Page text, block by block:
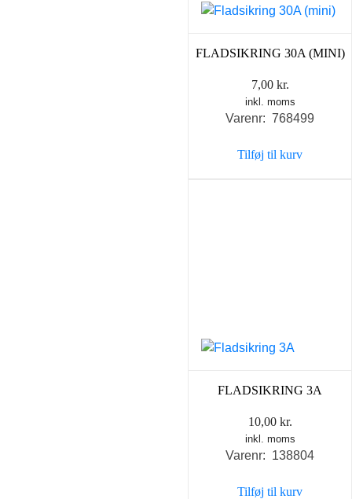
FLADSIKRING 30A (MINI)
7,00 kr.
inkl. moms
Varenr: 768499
Tilføj til kurv
FLADSIKRING 3A
10,00 kr.
inkl. moms
Varenr: 138804
Tilføj til kurv